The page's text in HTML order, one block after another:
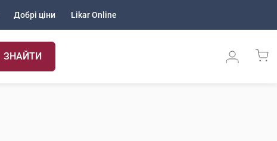
Добрі ціни Likar Online
ЗНАЙТИ